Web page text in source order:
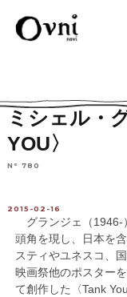
ミシェル・
YOU〉
N° 780
2015-02-16
グランジェ（1946-
頭角を現し、日本を
スティやユネスコ、
映画祭他のポスター
て創作した〈Tank